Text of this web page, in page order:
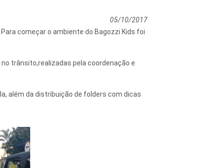
05/10/2017
começar o ambiente do Bagozzi Kids foi
trânsito,realizadas pela coordenação e
além da distribuição de folders com dicas